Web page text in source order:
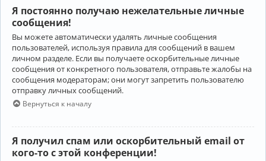
Я постоянно получаю нежелательные личные
сообщения!
Вы можете автоматически удалять личные сообщения
пользователей, используя правила для сообщений в вашем
личном разделе. Если вы получаете оскорбительные личные
сообщения от конкретного пользователя, отправьте жалобы на
сообщения модераторам; они могут запретить пользователю
отправку личных сообщений.
Вернуться к началу
Я получил спам или оскорбительный email от
кого-то с этой конференции!